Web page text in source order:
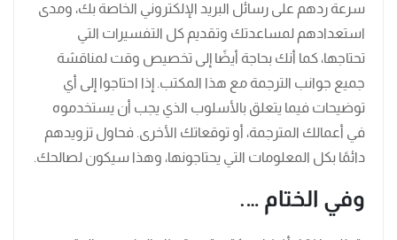
سرعة ردهم على رسائل البريد الإلكتروني الخاصة بك، ومدى
استعدادهم لمساعدتك وتقديم كل التفسيرات التي
تحتاجها، كما أنك بحاجة أيضًا إلى تخصيص وقت لمناقشة
جميع جوانب الترجمة مع هذا المكتب. إذا احتاجوا إلى أي
توضيحات فيما يتعلق بالأسلوب الذي يجب أن يستخدموه
في أعمالك المترجمة، أو توقعاتك الأخرى. فحاول تزويدهم
دائمًا بكل المعلومات التي يحتاجونها، وهذا سيكون لصالحك.
وفي الختام ….